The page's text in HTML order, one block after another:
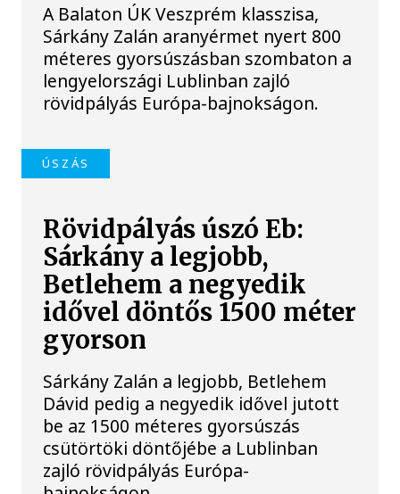
A Balaton ÚK Veszprém klasszisa,
Sárkány Zalán aranyérmet nyert 800
méteres gyorsúszásban szombaton a
lengyelországi Lublinban zajló
rövidpályás Európa-bajnokságon.
ÚSZÁS
Rövidpályás úszó Eb:
Sárkány a legjobb,
Betlehem a negyedik
idővel döntős 1500 méter
gyorson
Sárkány Zalán a legjobb, Betlehem
Dávid pedig a negyedik idővel jutott
be az 1500 méteres gyorsúszás
csütörtöki döntőjébe a Lublinban
zajló rövidpályás Európa-